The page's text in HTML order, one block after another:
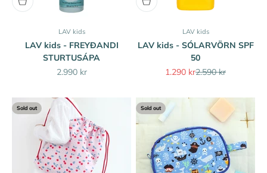
LAV kids
LAV kids - FREYÐANDI
STURTUSÁPA
Sale price
2.990 kr
LAV kids
LAV kids - SÓLARVÖRN SPF
50
Sale price
1.290 krRegular price
2.590 kr
Sold out Sold out